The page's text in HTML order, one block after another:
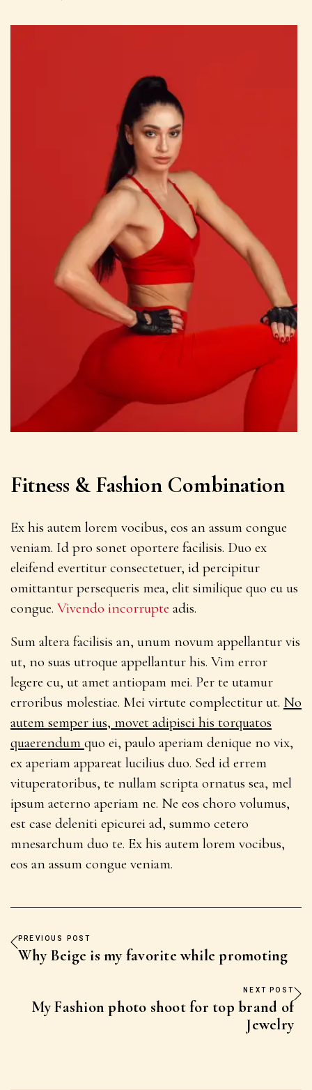
Fitness & Fashion Combination
Ex his autem lorem vocibus, eos an assum congue
veniam. Id pro sonet oportere facilisis. Duo ex
eleifend evertitur consectetuer, id percipitur
omittantur persequeris mea, elit similique quo eu us
congue. Vivendo incorrupte adis.
Sum altera facilisis an, unum novum appellantur vis
ut, no suas utroque appellantur his. Vim error
legere cu, ut amet antiopam mei. Per te utamur
erroribus molestiae. Mei virtute complectitur ut. No
autem semper ius, movet adipisci his torquatos
quaerendum quo ei, paulo aperiam denique no vix,
ex aperiam appareat lucilius duo. Sed id errem
vituperatoribus, te nullam scripta ornatus sea, mel
ipsum aeterno aperiam ne. Ne eos choro volumus,
est case deleniti epicurei ad, summo cetero
mnesarchum duo te. Ex his autem lorem vocibus,
eos an assum congue veniam.
PREVIOUS POST
Why Beige is my favorite while promoting
NEXT POST
My Fashion photo shoot for top brand of
Jewelry